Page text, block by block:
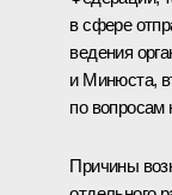
в сфере
ведения
и Минюста,
по вопросам
Причины